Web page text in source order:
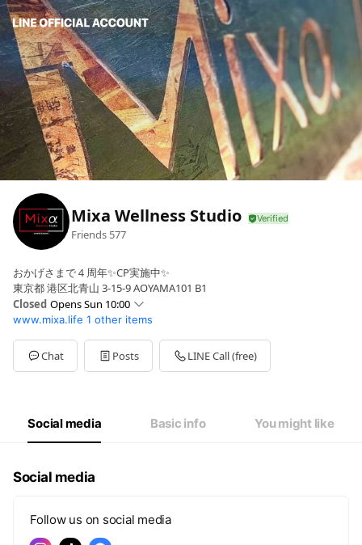
Mixa Wellness Studio
Friends 577
おかげさまで４周年✨CP実施中✨
東京都 港区北青山 3-15-9 AOYAMA101 B1
Closed Opens Sun 10:00
Sun10:00 - 18:00
Mon10:00 - 22:00
Tue10:00 - 22:00
Wed10:00 - 22:00
10:00 - 18:00
不定休（毎月の休館日はHPに掲載中）
www.mixa.life 1 other items
Chat Posts LINE Call (free)
Social media Basic info You might like
Social media
Follow us on social media